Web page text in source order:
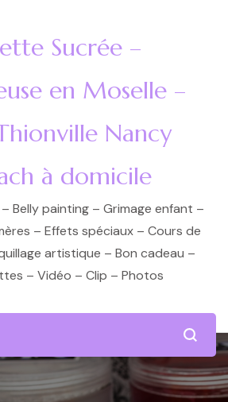
Sucrée –
en Moselle –
Nancy
à domicile
Belly painting – Grimage enfant –
– Effets spéciaux – Cours de
artistique – Bon cadeau –
– Vidéo – Clip – Photos